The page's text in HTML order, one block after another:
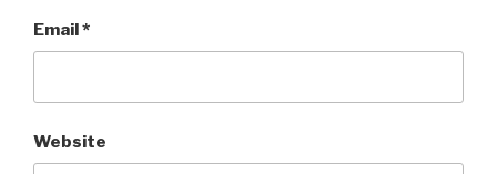
Email*
Website